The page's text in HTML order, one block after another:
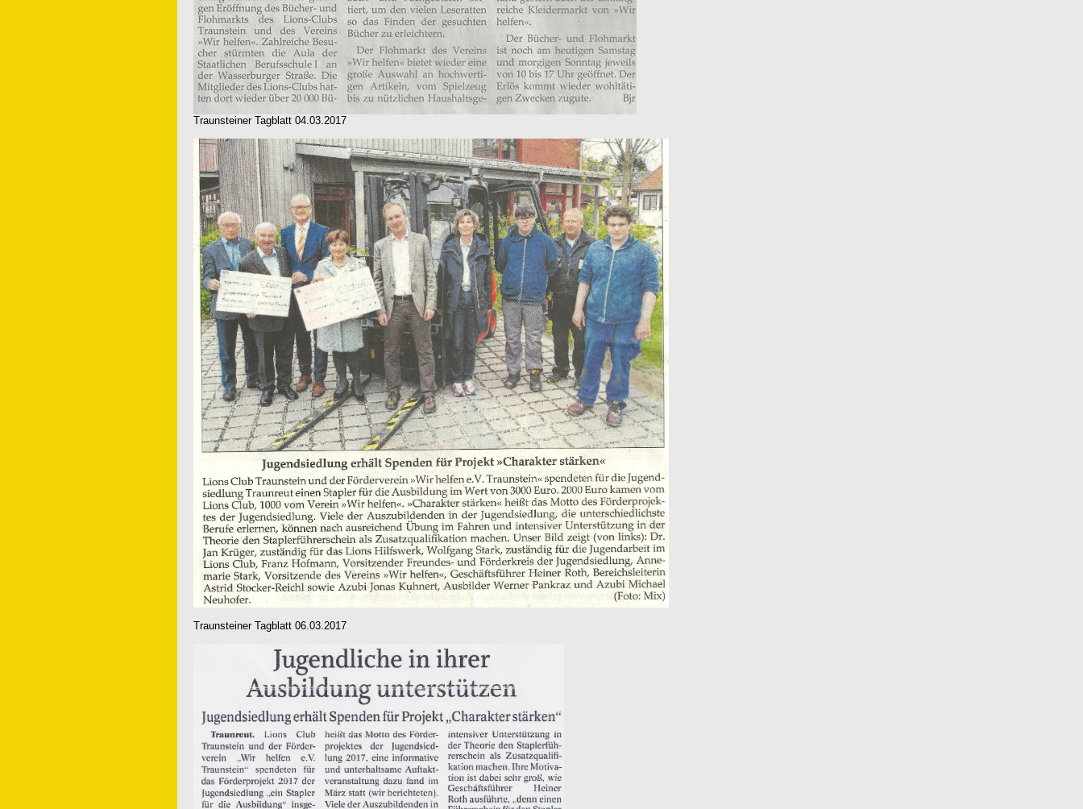
Traunsteiner Tagblatt 04.03.2017
Traunsteiner Tagblatt 06.03.2017